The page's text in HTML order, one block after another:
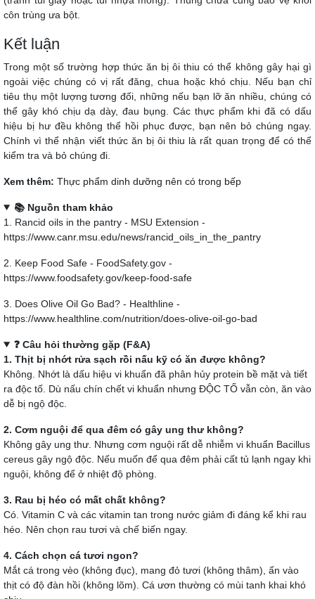
côn trùng ưa bột.
Kết luận
Trong một số trường hợp thức ăn bị ôi thiu có thể không gây hại gì
ngoài việc chúng có vị rất đăng, chua hoặc khó chịu. Nếu bạn chỉ
tiêu thụ một lượng tương đối, những nếu bạn lỡ ăn nhiều, chúng có
thể gây khó chịu dạ dày, đau bụng. Các thực phẩm khi đã có dấu
hiệu bị hư đều không thể hồi phục được, bạn nên bỏ chúng ngay.
Chính vì thể nhận viết thức ăn bị ôi thiu là rất quan trọng để có thể
kiểm tra và bỏ chúng đi.
Xem thêm: Thực phẩm dinh dưỡng nên có trong bếp
📚 Nguồn tham khảo
1. Rancid oils in the pantry - MSU Extension -
https://www.canr.msu.edu/news/rancid_oils_in_the_pantry
2. Keep Food Safe - FoodSafety.gov -
https://www.foodsafety.gov/keep-food-safe
3. Does Olive Oil Go Bad? - Healthline -
https://www.healthline.com/nutrition/does-olive-oil-go-bad
❓ Câu hỏi thường gặp (F&A)
1. Thịt bị nhớt rửa sạch rồi nấu kỹ có ăn được không?
Không. Nhớt là dấu hiệu vi khuẩn đã phân hủy protein bề mặt và tiết
ra độc tố. Dù nấu chín chết vi khuẩn nhưng ĐỘC TỐ vẫn còn, ăn vào
dễ bị ngộ độc.
2. Cơm nguội để qua đêm có gây ung thư không?
Không gây ung thư. Nhưng cơm nguội rất dễ nhiễm vi khuẩn Bacillus
cereus gây ngộ độc. Nếu muốn để qua đêm phải cất tủ lạnh ngay khi
nguội, không để ở nhiệt độ phòng.
3. Rau bị héo có mất chất không?
Có. Vitamin C và các vitamin tan trong nước giảm đi đáng kể khi rau
héo. Nên chọn rau tươi và chế biến ngay.
4. Cách chọn cá tươi ngon?
Mắt cá trong vèo (không đục), mang đỏ tươi (không thâm), ấn vào
thịt có độ đàn hồi (không lõm). Cá ươn thường có mùi tanh khai khó